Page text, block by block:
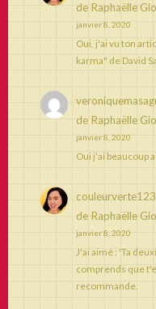
de Raphaëlle
janvier 8, 2020
Oui, j'ai vu ton
karma" de David
de Raphaëlle
janvier 8, 2020
Oui j’ai beaucoup
couleurverte123
de Raphaëlle
janvier 8, 2020
J'ai aimé : 'Ta
comprends que
recommande.